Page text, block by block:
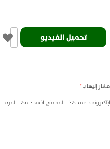
تحميل الفيديو
إليها بـ*
في هذا المتصفح لاستخدامها المرة